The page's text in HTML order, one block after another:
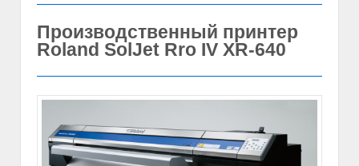
Производственный принтер
Roland SolJet Rro IV XR-640